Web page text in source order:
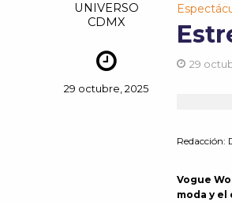
UNIVERSO
CDMX
29 octubre, 2025
29
Redacción:
Vogue
moda y